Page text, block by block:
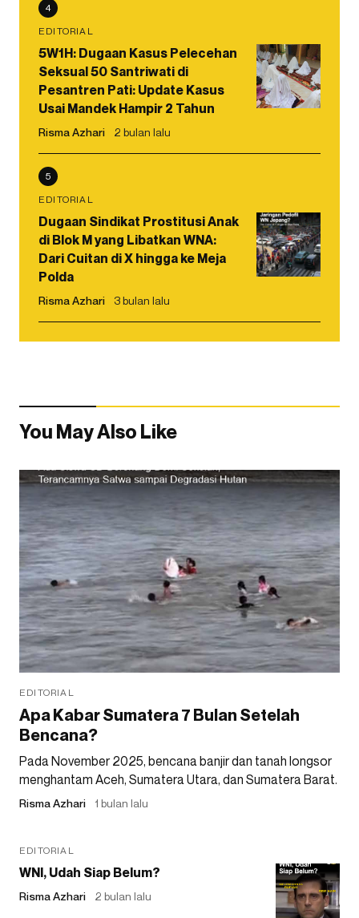
4
EDITORIAL
5W1H: Dugaan Kasus Pelecehan
Seksual 50 Santriwati di
Pesantren Pati: Update Kasus
Usai Mandek Hampir 2 Tahun
Risma Azhari 2 bulan lalu
5
EDITORIAL
Dugaan Sindikat Prostitusi Anak
di Blok M yang Libatkan WNA:
Dari Cuitan di X hingga ke Meja
Polda
Risma Azhari 3 bulan lalu
You May Also Like
EDITORIAL
Apa Kabar Sumatera 7 Bulan Setelah
Bencana?
Pada November 2025, bencana banjir dan tanah longsor
menghantam Aceh, Sumatera Utara, dan Sumatera Barat.
Risma Azhari 1 bulan lalu
EDITORIAL
WNI, Udah Siap Belum?
Risma Azhari 2 bulan lalu